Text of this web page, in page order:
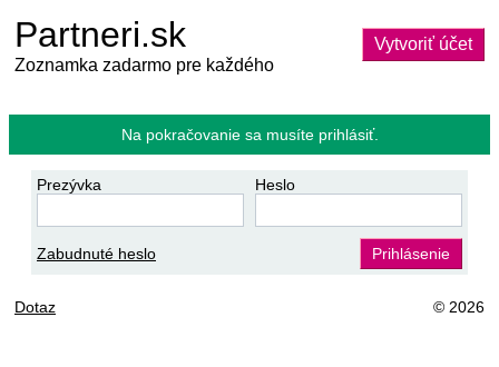
Partneri.sk
Zoznamka zadarmo pre každého
Vytvoriť účet
Na pokračovanie sa musíte prihlásiť.
Prezývka Heslo
Zabudnuté heslo Prihlásenie
Dotaz © 2026